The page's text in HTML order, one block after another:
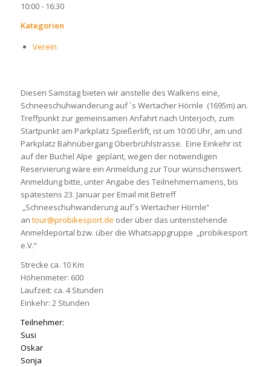
10:00 - 16:30
Kategorien
Verein
Diesen Samstag bieten wir anstelle des Walkens eine,
Schneeschuhwanderung auf ´s Wertacher Hörnle (1695m) an.
Treffpunkt zur gemeinsamen Anfahrt nach Unterjoch, zum
Startpunkt am Parkplatz Spießerlift, ist um 10:00 Uhr, am und
Parkplatz Bahnübergang Oberbrühlstrasse. Eine Einkehr ist
auf der Buchel Alpe geplant, wegen der notwendigen
Reservierung wäre ein Anmeldung zur Tour wünschenswert.
Anmeldung bitte, unter Angabe des Teilnehmernamens, bis
spätestens 23. Januar per Email mit Betreff
„Schneeschuhwanderung auf´s Wertacher Hörnle“
an tour@probikesport.de oder über das untenstehende
Anmeldeportal bzw. über die Whatsappgruppe „probikesport
e.V.“
Strecke ca. 10 Km
Höhenmeter: 600
Laufzeit: ca. 4 Stunden
Einkehr: 2 Stunden
Teilnehmer:
Susi
Oskar
Sonja